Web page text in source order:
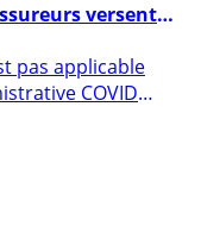
versent
COVID